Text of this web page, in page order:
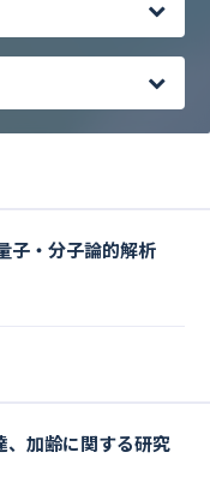
子・分子論的解析
、加齢に関する研究